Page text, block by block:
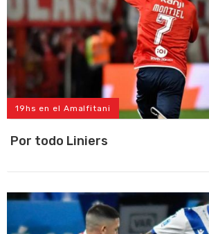
19hs en el Amalfitani
Por todo Liniers